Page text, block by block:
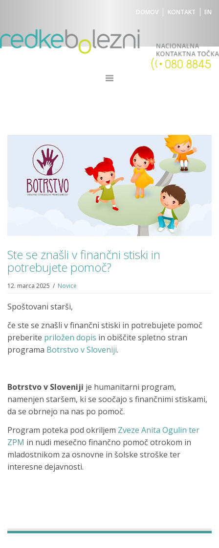
DOMOV KONTAKT EN
Ste se znašli v finančni stiski in
potrebujete pomoč?
12. marca 2025 / Novice
Spoštovani starši,
če ste se znašli v finančni stiski in potrebujete pomoč
preberite priložen dopis in obiščite spletno stran
programa Botrstvo v Sloveniji.
Botrstvo v Sloveniji je humanitarni program,
namenjen staršem, ki se soočajo s finančnimi stiskami,
da se obrnejo na nas po pomoč.
Program poteka pod okriljem Zveze Anita Ogulin ter
ZPM in nudi mesečno finančno pomoč otrokom in
mladostnikom za osnovne in šolske stroške ter
interesne dejavnosti.